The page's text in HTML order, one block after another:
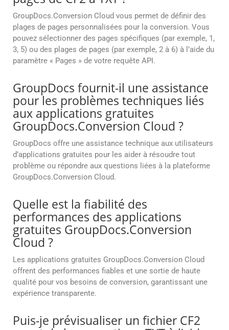
GroupDocs.Conversion Cloud vous permet de définir des
plages de pages personnalisées pour la conversion. Vous
pouvez sélectionner des pages spécifiques (par exemple, 1,
3, 5) ou des plages de pages (par exemple, 2 à 6) à l’aide du
paramètre « Pages » de votre requête API.
GroupDocs fournit-il une assistance
pour les problèmes techniques liés
aux applications gratuites
GroupDocs.Conversion Cloud ?
GroupDocs offre une assistance technique aux utilisateurs
d’applications gratuites pour les aider à résoudre tout
problème ou répondre aux questions liées à la plateforme
GroupDocs.Conversion Cloud.
Quelle est la fiabilité des
performances des applications
gratuites GroupDocs.Conversion
Cloud ?
Les applications gratuites GroupDocs.Conversion Cloud
offrent des performances fiables et une sortie de haute
qualité pour vos besoins de conversion, garantissant une
expérience transparente.
Puis-je prévisualiser un fichier CF2